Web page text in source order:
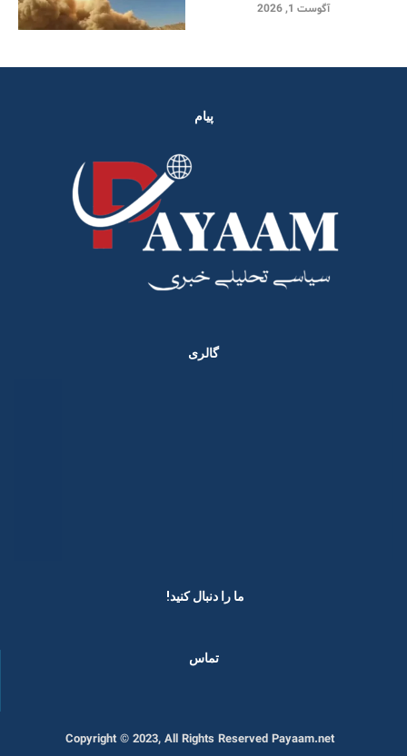
آگوست 1, 2026
پیام
گالری
ما را دنبال کنید! ​
تماس
Copyright © 2023, All Rights Reserved Payaam.net